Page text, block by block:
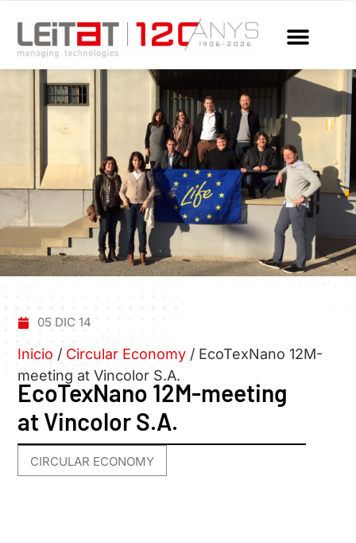
05 DIC 14
Inicio / Circular Economy / EcoTexNano 12M-
meeting at Vincolor S.A.
EcoTexNano 12M-meeting
at Vincolor S.A.
CIRCULAR ECONOMY